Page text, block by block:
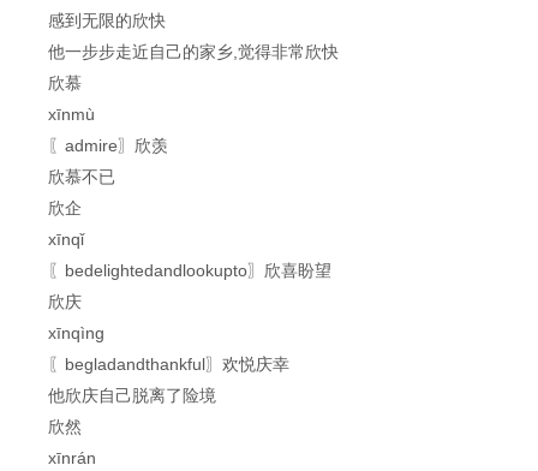
感到无限的欣快
他一步步走近自己的家乡,觉得非常欣快
欣慕
xīnmù
〖admire〗欣羡
欣慕不已
欣企
xīnqǐ
〖bedelightedandlookupto〗欣喜盼望
欣庆
xīnqìng
〖begladandthankful〗欢悦庆幸
他欣庆自己脱离了险境
欣然
xīnrán